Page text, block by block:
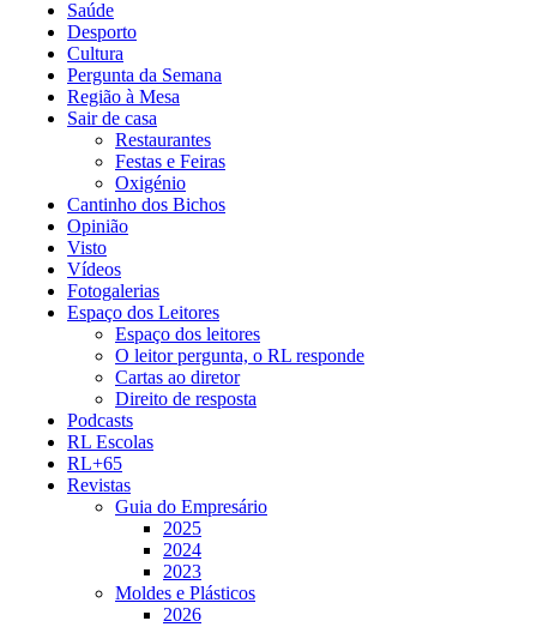
Saúde
Desporto
Cultura
Pergunta da Semana
Região à Mesa
Sair de casa
Restaurantes
Festas e Feiras
Oxigénio
Cantinho dos Bichos
Opinião
Visto
Vídeos
Fotogalerias
Espaço dos Leitores
Espaço dos leitores
O leitor pergunta, o RL responde
Cartas ao diretor
Direito de resposta
Podcasts
RL Escolas
RL+65
Revistas
Guia do Empresário
2025
2024
2023
Moldes e Plásticos
2026